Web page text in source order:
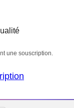
une souscription.